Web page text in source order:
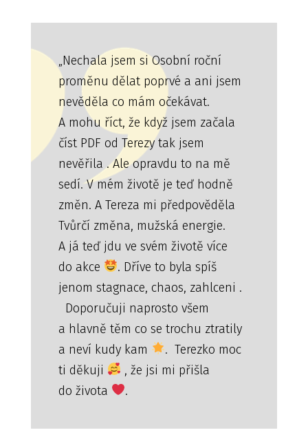
„Nechala jsem si Osobní roční
proměnu dělat poprvé a ani jsem
nevěděla co mám očekávat.
A mohu říct, že když jsem začala
číst PDF od Terezy tak jsem
nevěřila . Ale opravdu to na mě
sedí. V mém životě je teď hodně
změn. A Tereza mi předpověděla
Tvůrčí změna, mužská energie.
A já teď jdu ve svém životě více
do akce
. Dříve to byla spíš
jenom stagnace, chaos, zahlceni .
Doporučuji naprosto všem
a hlavně těm co se trochu ztratily
a neví kudy kam
. Terezko moc
ti děkuji
, že jsi mi přišla
do života
.